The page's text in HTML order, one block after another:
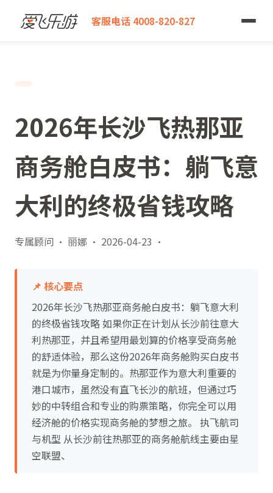
客服电话 4008-820-827
爱飞乐游
2026年长沙飞热那亚商务舱白皮书：躺飞意大利的终极省钱攻略
2026年长沙飞热那亚
商务舱白皮书：躺飞意
大利的终极省钱攻略
专属顾问 · 丽娜 · 2026-04-23 ·
📌 核心要点
2026年长沙飞热那亚商务舱白皮书：躺飞意大利
的终极省钱攻略 如果你正在计划从长沙前往意大
利热那亚，并且希望用最划算的价格享受商务舱
的舒适体验，那么这份2026年商务舱购买白皮书
就是为你量身定制的。热那亚作为意大利重要的
港口城市，虽然没有直飞长沙的航班，但通过巧
妙的中转组合和专业的购票策略，你完全可以用
经济舱的价格实现商务舱的梦想之旅。 执飞航司
与机型 从长沙前往热那亚的商务舱航线主要由星
空联盟、